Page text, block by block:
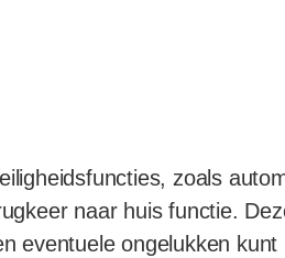
zoals
naar huis functie.
eventuele ongelukken kunt